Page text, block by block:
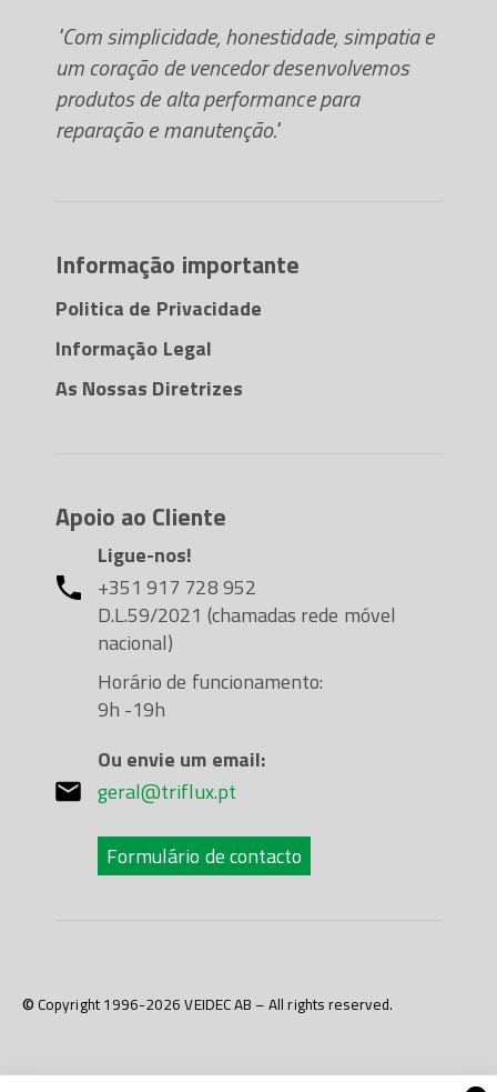
"Com simplicidade, honestidade, simpatia e
um coração de vencedor desenvolvemos
produtos de alta performance para
reparação e manutenção."
Informação importante
Politica de Privacidade
Informação Legal
As Nossas Diretrizes
Apoio ao Cliente
Ligue-nos!
+351 917 728 952
D.L.59/2021 (chamadas rede móvel
nacional)
Horário de funcionamento:
9h -19h
Ou envie um email:
geral@triflux.pt
Formulário de contacto
© Copyright 1996-2026 VEIDEC AB – All rights reserved.